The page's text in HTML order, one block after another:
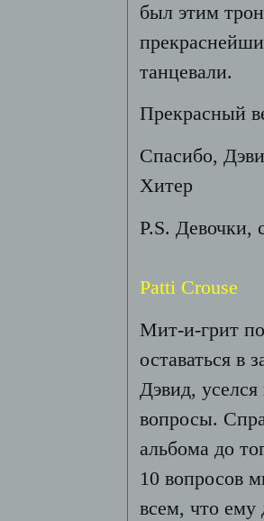
был этим
танцевали.
Прекрасный
Спасибо,
Хитер
P.S. Девочки,
Patti Crouse
Мит-и-грит
оставаться в
Дэвид, уселся
вопросы.
альбома до
10 вопросов
всем, что ему